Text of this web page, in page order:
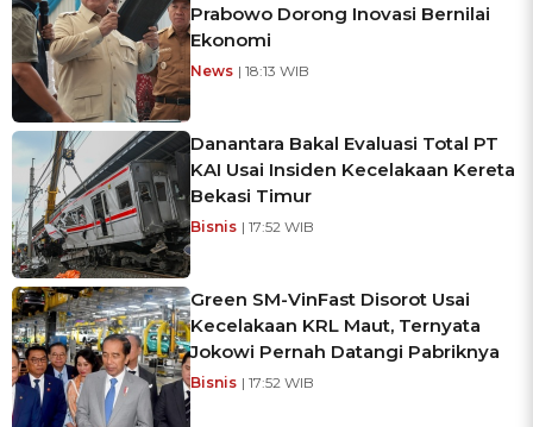
Prabowo Dorong Inovasi Bernilai
Ekonomi
News | 18:13 WIB
Danantara Bakal Evaluasi Total PT
KAI Usai Insiden Kecelakaan Kereta
Bekasi Timur
Bisnis | 17:52 WIB
Green SM-VinFast Disorot Usai
Kecelakaan KRL Maut, Ternyata
Jokowi Pernah Datangi Pabriknya
Bisnis | 17:52 WIB